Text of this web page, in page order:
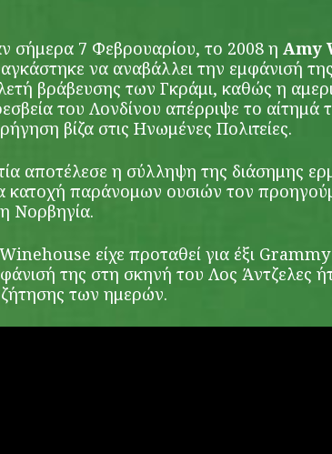
σήμερα 7 Φεβρουαρίου, το 2008 η Amy
να αναβάλλει την εμφάνισή
βράβευσης των Γκράμι, καθώς η
του Λονδίνου απέρριψε το αίτημά
βίζα στις Ηνωμένες Πολιτείες.
αποτέλεσε η σύλληψη της διάσημης
κατοχή παράνομων ουσιών τον
Νορβηγία.
είχε προταθεί για έξι
της στη σκηνή του Λος Άντζελες
των ημερών.